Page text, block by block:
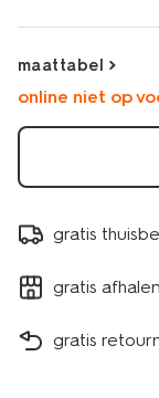
paars-
maattabel
online niet op
gratis
gratis
gratis